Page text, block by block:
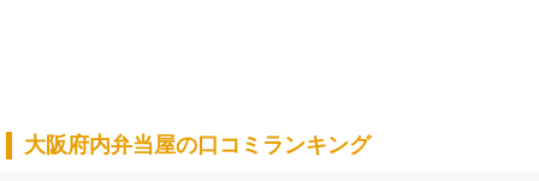
大阪府内弁当屋の口コミランキング